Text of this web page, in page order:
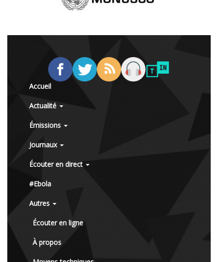
Accueil
Actualité
Émissions
Journaux
Écouter en direct
#Ebola
Autres
Écouter en ligne
À propos